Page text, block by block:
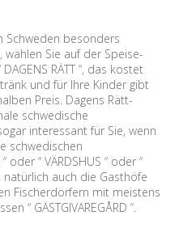
Schweden besonders
Sie auf der Speise-
RÄTT “, das kostet
und für Ihre Kinder gibt
Preis. Dagens Rätt-
schwedische
interessant für Sie, wenn
schwedischen
oder “ VÄRDSHUS “ oder “
natürlich auch die Gasthöfe
Fischerdörfern mit meistens
“ GÄSTGIVAREGÅRD “.